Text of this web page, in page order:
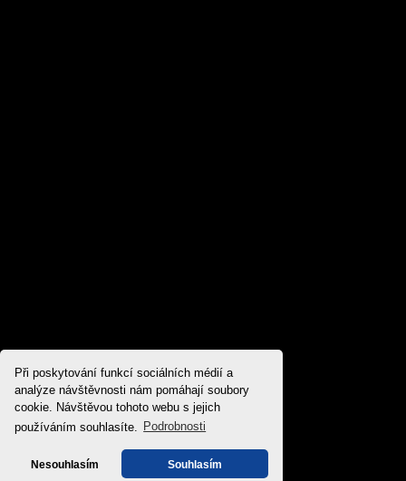
Při poskytování funkcí sociálních médií a
analýze návštěvnosti nám pomáhají soubory
cookie. Návštěvou tohoto webu s jejich
používáním souhlasíte.
Podrobnosti
Nesouhlasím Souhlasím